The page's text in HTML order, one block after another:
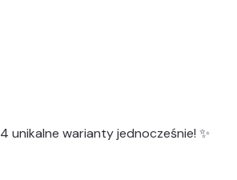
4 unikalne wariantyjednocześnie! ✨